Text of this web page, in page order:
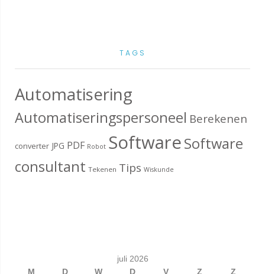
TAGS
Automatisering
Automatiseringspersoneel Berekenen
converter JPG PDF Robot SoftwareSoftware
consultant Tekenen Tips Wiskunde
juli 2026
M
D W D V Z Z